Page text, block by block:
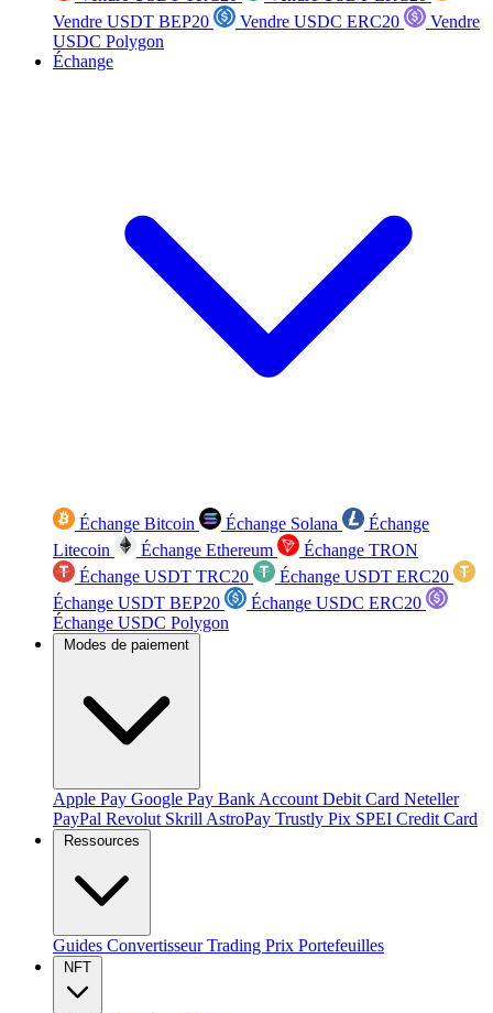
Vendre USDT BEP20
Vendre USDC ERC20
Vendre
USDC Polygon
Échange
Échange Bitcoin Échange Solana
Échange
Litecoin
Échange Ethereum
Échange TRON
Échange USDT TRC20
Échange USDT ERC20
Échange USDT BEP20
Échange USDC ERC20
Échange USDC Polygon
Modes de paiement
Apple Pay Google Pay Bank Account Debit Card Neteller
PayPal Revolut Skrill AstroPay Trustly Pix SPEI Credit Card
Ressources
Guides ConvertisseurTrading Prix Portefeuilles
NFT